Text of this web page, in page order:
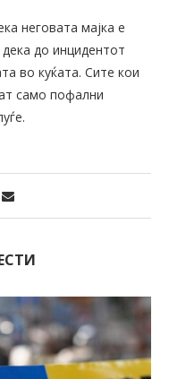
неговата мајка е
до инцидентот
во куќата. Сите кои
само пофални